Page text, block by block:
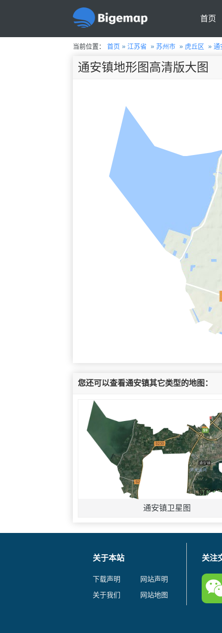
首页
当前位置： 首页» 江苏省 » 苏州市» 虎丘区 » 通
通安镇地形图高清版大图
您还可以查看通安镇其它类型的地图：
通安镇卫星图
关于本站
下载声明
网站声明
关于我们
网站地图
关注